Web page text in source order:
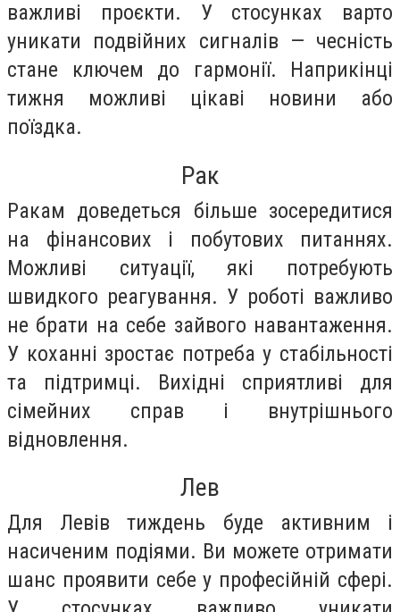
важливі проєкти. У стосунках варто
уникати подвійних сигналів — чесність
стане ключем до гармонії. Наприкінці
тижня можливі цікаві новини або
поїздка.
Рак
Ракам доведеться більше зосередитися
на фінансових і побутових питаннях.
Можливі ситуації, які потребують
швидкого реагування. У роботі важливо
не брати на себе зайвого навантаження.
У коханні зростає потреба у стабільності
та підтримці. Вихідні сприятливі для
сімейних справ і внутрішнього
відновлення.
Лев
Для Левів тиждень буде активним і
насиченим подіями. Ви можете отримати
шанс проявити себе у професійній сфері.